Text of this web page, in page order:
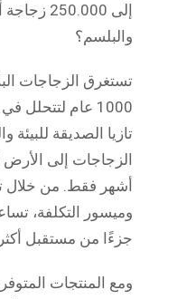
إلى
والبلسم؟
تستغرق الزجاجات
1000 عام
تازيا الصديقة للبيئة
الزجاجات إلى
أشهر فقط. من خلال
وميسور التكلفة،
جزءًا من مستقبل
ومع المنتجات